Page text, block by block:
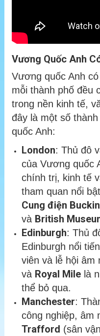
Vương Quốc Anh
Vương quốc Anh
mỗi thành phố đều
trong nền kinh tế,
đây là một số
quốc Anh:
London: Thủ đô
của Vương quốc
chính trị, kinh tế
tham quan nổi
Cung điện
và British
Edinburgh: Thủ
Edinburgh nổi
viên và lễ hội âm
và Royal Mile là
thể bỏ qua.
Manchester:
công nghiệp, âm
Trafford (sân